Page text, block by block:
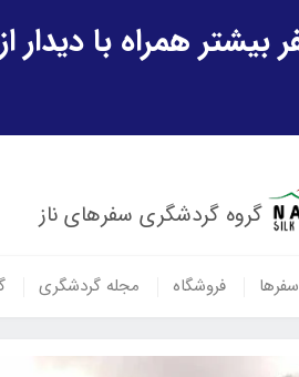
گروه گردشگری سفرهای ناز
سفرها فروشگاه مجله گردشگری